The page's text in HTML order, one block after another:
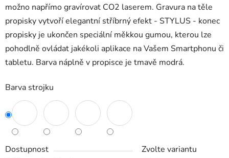
možno napřímo gravírovat CO2 laserem. Gravura na těle
propisky vytvoří elegantní stříbrný efekt - STYLUS - konec
propisky je ukončen speciální měkkou gumou, kterou lze
pohodlně ovládat jakékoli aplikace na Vašem Smartphonu či
tabletu. Barva náplně v propisce je tmavě modrá.
Barva strojku
Dostupnost
Zvolte variantu